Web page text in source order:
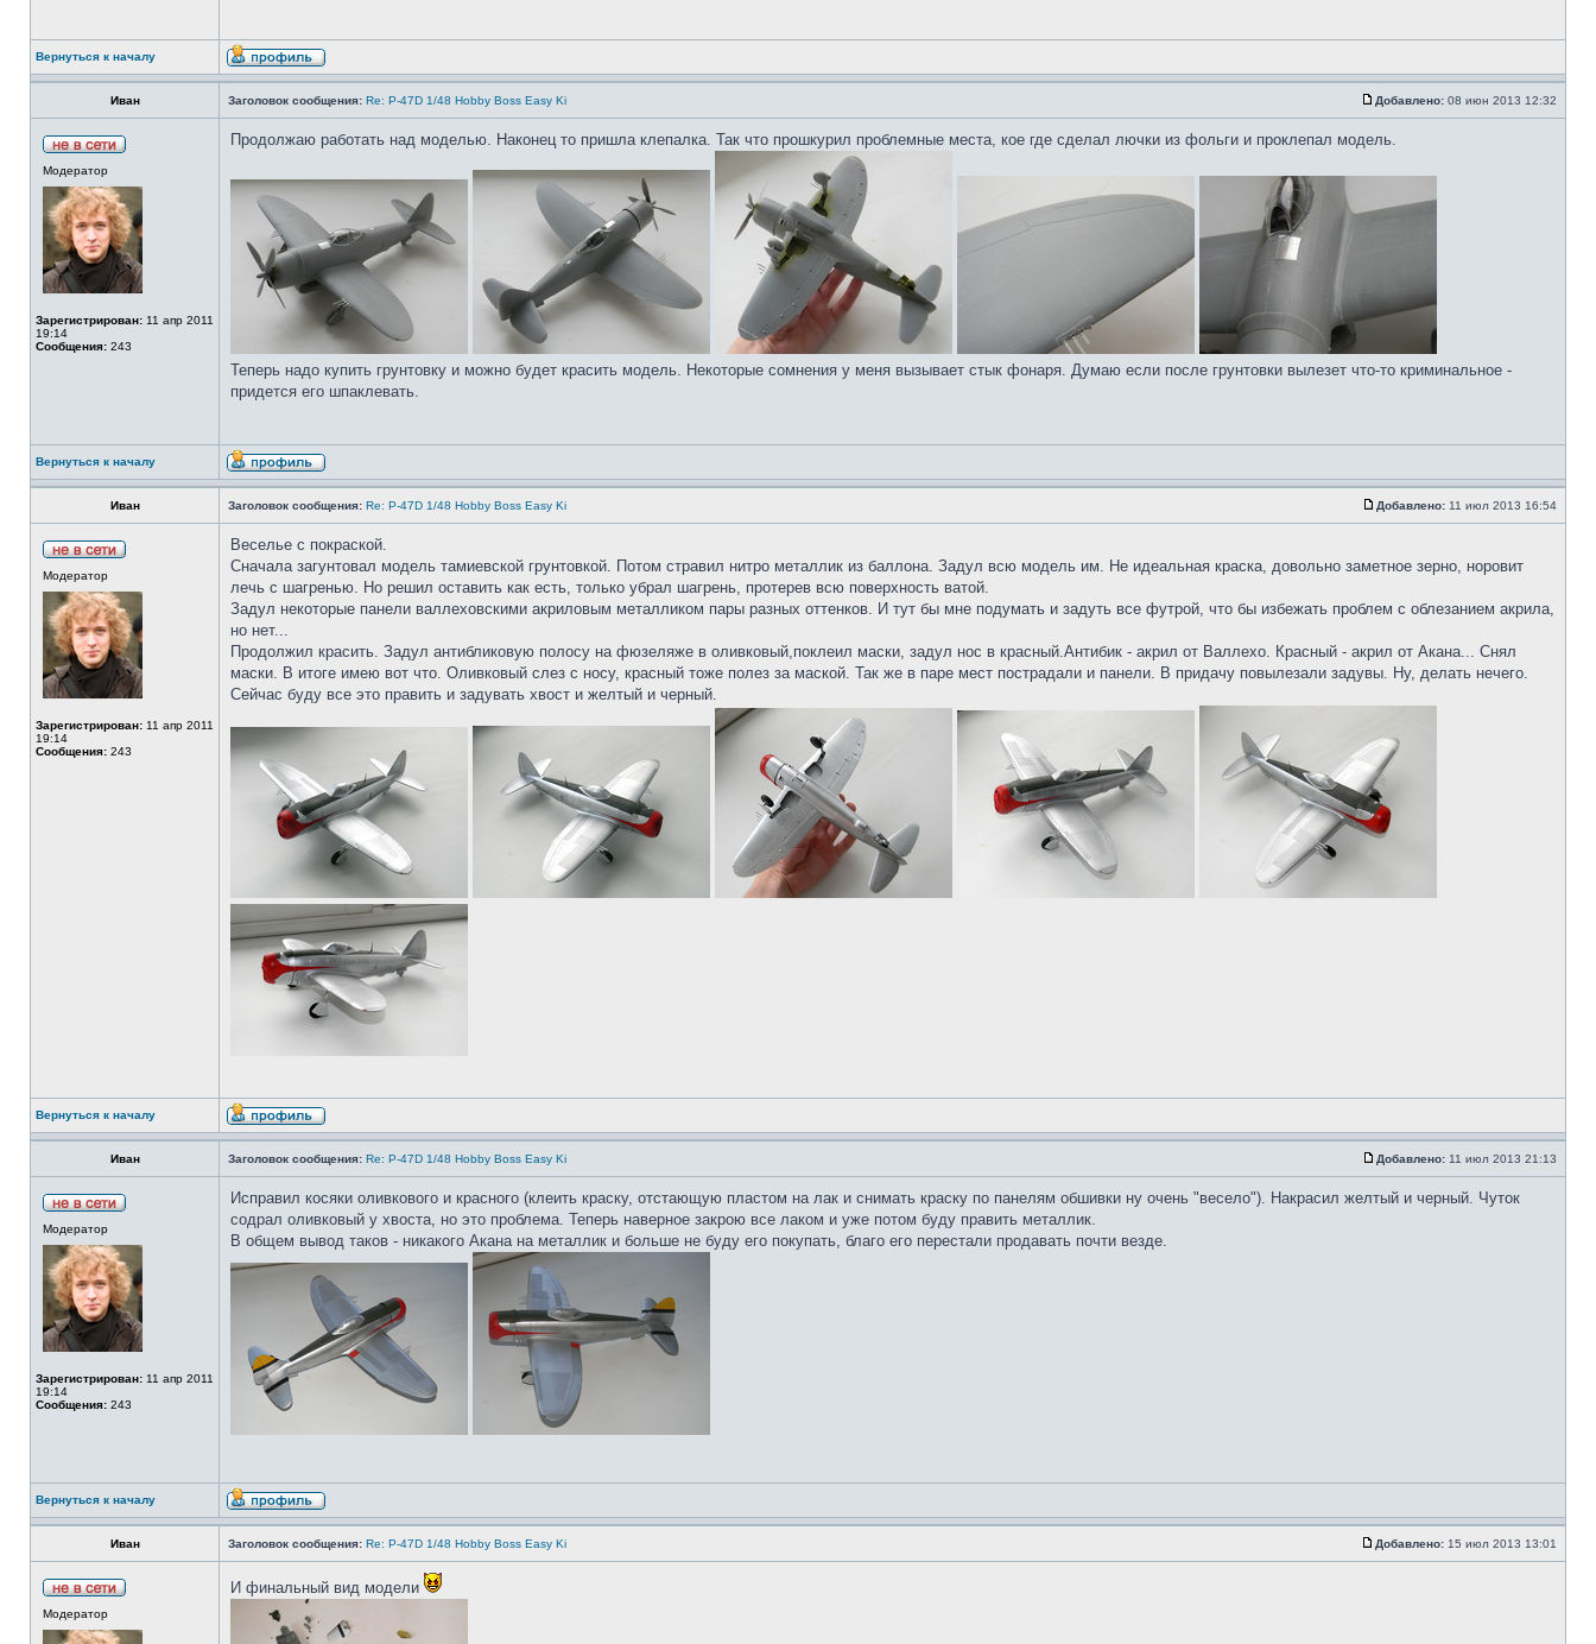
Вернуться к началу
Иван Заголовок сообщения: Re: P-47D 1/48 Hobby Boss Easy Ki Добавлено: 08 июн 2013 12:32
Модератор
Зарегистрирован: 11 апр 2011
19:14
Сообщения: 243
Продолжаю работать над моделью. Наконец то пришла клепалка. Так что прошкурил проблемные места, кое где сделал лючки из фольги и проклепал модель.
Теперь надо купить грунтовку и можно будет красить модель. Некоторые сомнения у меня вызывает стык фонаря. Думаю если после грунтовки вылезет что-то криминальное -
придется его шпаклевать.
Вернуться к началу
Иван Заголовок сообщения: Re: P-47D 1/48 Hobby Boss Easy Ki Добавлено: 11 июл 2013 16:54
Модератор
Зарегистрирован: 11 апр 2011
19:14
Сообщения: 243
Веселье с покраской.
Сначала загунтовал модель тамиевской грунтовкой. Потом стравил нитро металлик из баллона. Задул всю модель им. Не идеальная краска, довольно заметное зерно, норовит
лечь с шагренью. Но решил оставить как есть, только убрал шагрень, протерев всю поверхность ватой.
Задул некоторые панели валлеховскими акриловым металликом пары разных оттенков. И тут бы мне подумать и задуть все футрой, что бы избежать проблем с облезанием акрила,
но нет...
Продолжил красить. Задул антибликовую полосу на фюзеляже в оливковый,поклеил маски, задул нос в красный.Антибик - акрил от Валлехо. Красный - акрил от Акана... Снял
маски. В итоге имею вот что. Оливковый слез с носу, красный тоже полез за маской. Так же в паре мест пострадали и панели. В придачу повылезали задувы. Ну, делать нечего.
Сейчас буду все это править и задувать хвост и желтый и черный.
Вернуться к началу
Иван Заголовок сообщения: Re: P-47D 1/48 Hobby Boss Easy Ki Добавлено: 11 июл 2013 21:13
Модератор
Зарегистрирован: 11 апр 2011
19:14
Сообщения: 243
Исправил косяки оливкового и красного (клеить краску, отстающую пластом на лак и снимать краску по панелям обшивки ну очень "весело"). Накрасил желтый и черный. Чуток
содрал оливковый у хвоста, но это проблема. Теперь наверное закрою все лаком и уже потом буду править металлик.
В общем вывод таков - никакого Акана на металлик и больше не буду его покупать, благо его перестали продавать почти везде.
Вернуться к началу
Иван Заголовок сообщения: Re: P-47D 1/48 Hobby Boss Easy Ki Добавлено: 15 июл 2013 13:01
Модератор
И финальный вид модели